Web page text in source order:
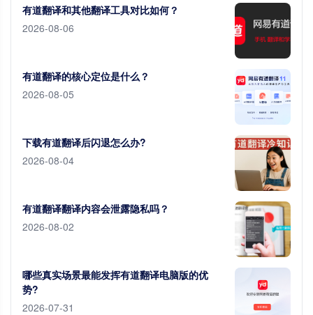
有道翻译和其他翻译工具对比如何？
2026-08-06
有道翻译的核心定位是什么？
2026-08-05
下载有道翻译后闪退怎么办?
2026-08-04
有道翻译翻译内容会泄露隐私吗？
2026-08-02
哪些真实场景最能发挥有道翻译电脑版的优
势?
2026-07-31